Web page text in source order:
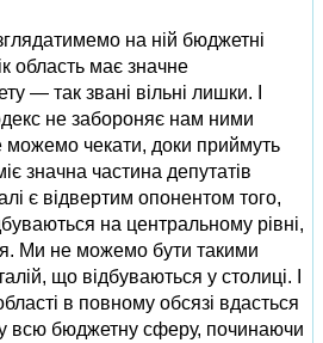
на ній бюджетні
область має значне
— так звані вільні лишки. І
не забороняє нам ними
чекати, доки приймуть
значна частина депутатів
є відвертим опонентом того,
на центральному рівні,
Ми не можемо бути такими
що відбуваються у столиці. І
в повному обсязі вдасться
всю бюджетну сферу, починаючи